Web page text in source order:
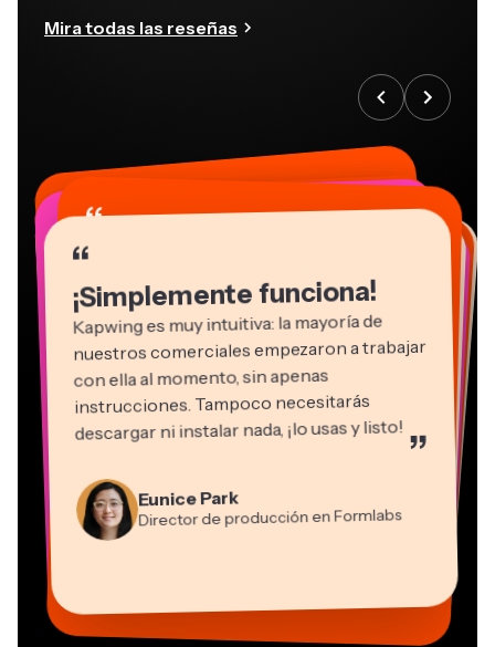
Mira todas las reseñas
“
¡Simplemente funciona!
Kapwing es muy intuitiva: la mayoría de
nuestros comerciales empezaron a trabajar
con ella al momento, sin apenas
instrucciones. Tampoco necesitarás
descargar ni instalar nada, ¡lo usas y listo! ”
Eunice Park
Director de producción en Formlabs
“
“
“
Gracie Peng
“
Martin James
Editor de vídeo
“
Natasha Ball
Asesor
“